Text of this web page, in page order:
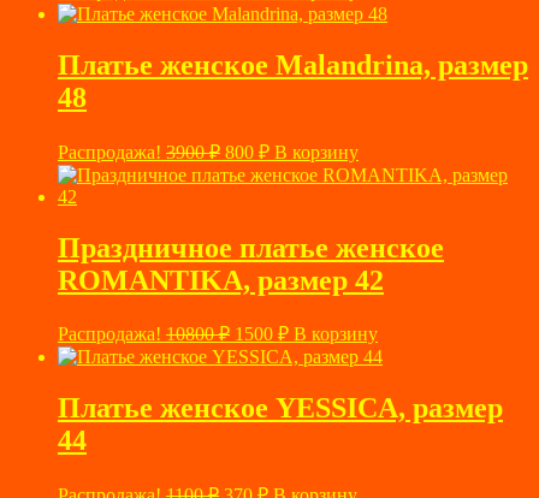
цена
составляла
4950 ₽.
цена:
Платье женское Malandrina, размер
48
Распродажа! 3900₽ Первоначальная
цена
составляла
800 ₽Текущая
цена:
В корзину
Праздничное платье женское
ROMANTIKA, размер 42
Распродажа! 10800₽ Первоначальная
цена
составляла
10800 ₽.
1500 ₽Текущая
цена:
В корзину
Платье женское YESSICA, размер
44
Первоначальная
Текущая